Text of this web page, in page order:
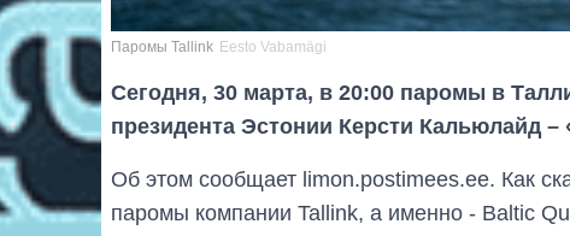
Паромы Tallink Eesto Vabamägi
Сегодня, 30 марта, в 20:00 паромы в
президента Эстонии Керсти Кальюлайд
Об этом сообщает limon.postimees.ee. Как
паромы компании Tallink, а именно - Baltic